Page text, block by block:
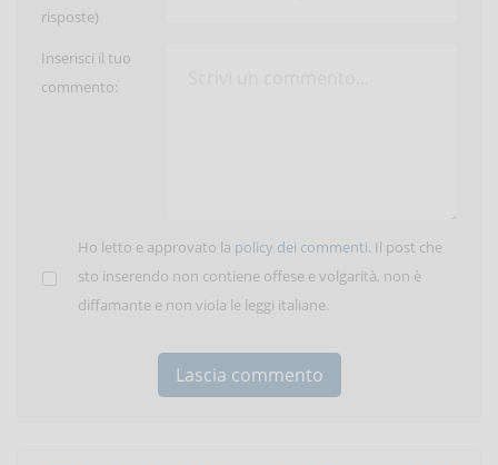
risposte)
Inserisci il tuo
commento:
Ho letto e approvato la policy dei commenti. Il post che
sto inserendo non contiene offese e volgarità, non è
diffamante e non viola le leggi italiane.